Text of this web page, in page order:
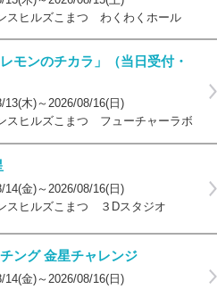
スヒルズこまつ わくわくホール
モンのチカラ」（当日受付・
13(木)～2026/08/16(日)
スヒルズこまつ フューチャーラボ
14(金)～2026/08/16(日)
スヒルズこまつ ３Dスタジオ
ング 金星チャレンジ
14(金)～2026/08/16(日)